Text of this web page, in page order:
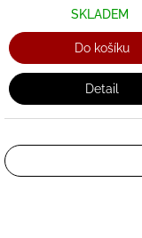
SKLADEM
Do košíku
Detail